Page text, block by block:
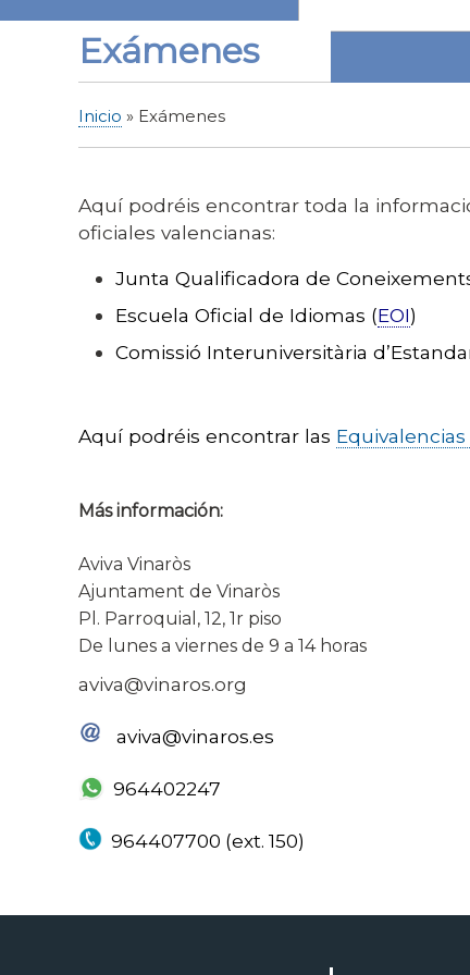
Exámenes
ayuda
a
Inicio Exámenes
Aquí podréis encontrar toda la
oficiales valencianas:
Junta Qualificadora de
Escuela Oficial de Idiomas (EOI)
Comissió Interuniversitària
Aquí podréis encontrar las
Más información:
Aviva Vinaròs
Ajuntament de Vinaròs
Pl. Parroquial, 12, 1r piso
De lunes a viernes de 9 a 14 horas
aviva@vinaros.org
aviva@vinaros.es
964402247
964407700 (ext. 150)